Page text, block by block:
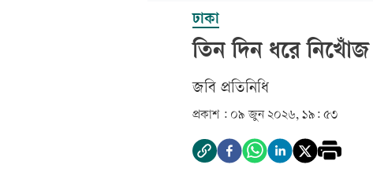
ঢাকা
তিন দিন ধরে নিখোঁজ
জবি প্রতিনিধি‎‎
প্রকাশ : ০৯ জুন ২০২৬, ১৯: ৫৩